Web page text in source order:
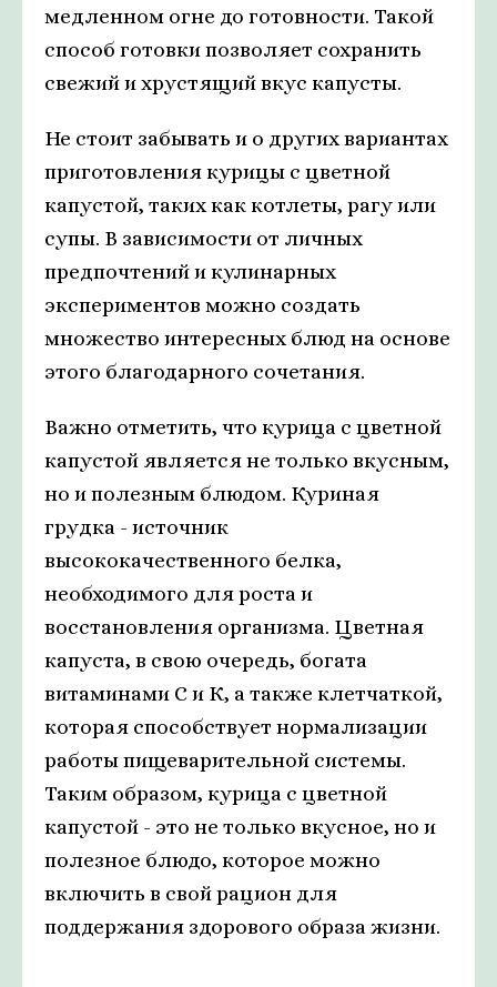
медленном огне до готовности. Такой
способ готовки позволяет сохранить
свежий и хрустящий вкус капусты.
Не стоит забывать и о других вариантах
приготовления курицы с цветной
капустой, таких как котлеты, рагу или
супы. В зависимости от личных
предпочтений и кулинарных
экспериментов можно создать
множество интересных блюд на основе
этого благодарного сочетания.
Важно отметить, что курица с цветной
капустой является не только вкусным,
но и полезным блюдом. Куриная
грудка - источник
высококачественного белка,
необходимого для роста и
восстановления организма. Цветная
капуста, в свою очередь, богата
витаминами С и К, а также клетчаткой,
которая способствует нормализации
работы пищеварительной системы.
Таким образом, курица с цветной
капустой - это не только вкусное, но и
полезное блюдо, которое можно
включить в свой рацион для
поддержания здорового образа жизни.